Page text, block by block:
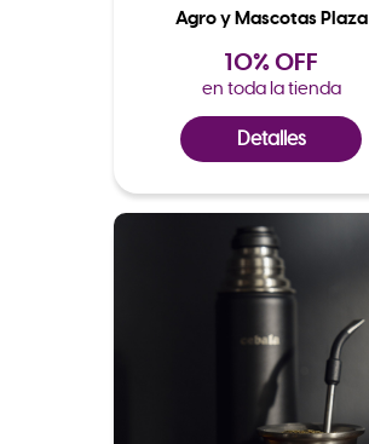
Agro y Mascotas Plaza
10% OFF
en toda la tienda
Detalles